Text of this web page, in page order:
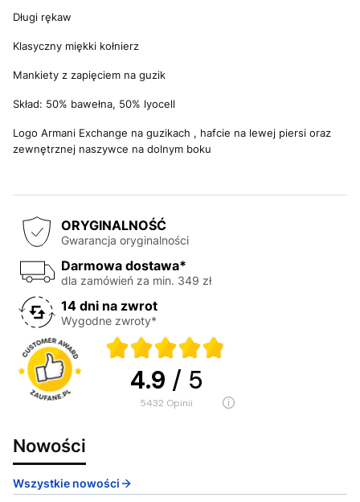
Długi rękaw
Klasyczny miękki kołnierz
Mankiety z zapięciem na guzik
Skład: 50% bawełna, 50% lyocell
Logo Armani Exchange na guzikach , hafcie na lewej piersi oraz
zewnętrznej naszywce na dolnym boku
ORYGINALNOŚĆ
Gwarancja oryginalności
Darmowa dostawa*
dla zamówień za min. 349 zł
14 dni na zwrot
Wygodne zwroty*
4.9 / 5
5432 opinii
Nowości
Wszystkie nowości